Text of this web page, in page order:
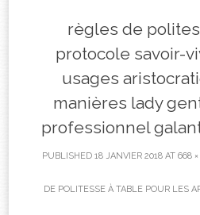
règles de
protocole savoir-
usages
manières lady
professionnel
PUBLISHED 18 JANVIER 2018 AT 668
DE POLITESSE À TABLE POUR LES